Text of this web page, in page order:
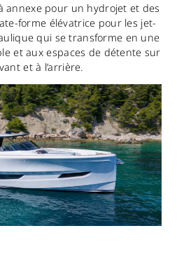
annexe pour un hydrojet et des
forme élévatrice pour les jet-
qui se transforme en une
et aux espaces de détente sur
et à l’arrière.